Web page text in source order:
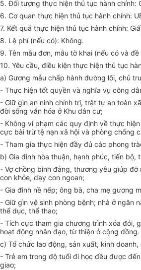
5. Đối tượng thực hiện thủ tục hành chính:
6. Cơ quan thực hiện thủ tục hành chính:
7. Kết quả thực hiện thủ tục hành chính:
8. Lệ phí (nếu có): Không.
9. Tên mẫu đơn, mẫu tờ khai (nếu có và
10. Yêu cầu, điều kiện thực hiện thủ tục
a) Gương mẫu chấp hành đường lối, chủ
- Thực hiện tốt quyền và nghĩa vụ công
- Giữ gìn an ninh chính trị, trật tự an toàn
đời sống văn hóa ở Khu dân cư;
- Không vi phạm các quy định về thực
cực bài trừ tệ nạn xã hội và phòng chống
- Tham gia thực hiện đầy đủ các phong
b) Gia đình hòa thuận, hạnh phúc, tiến
- Vợ chồng bình đẳng, thương yêu giúp
con khỏe, dạy con ngoan;
- Gia đình nề nếp; ông bà, cha mẹ gương
- Giữ gìn vệ sinh phòng bệnh; nhà ở ngăn
thể dục, thể thao;
- Tích cực tham gia chương trình xóa đói,
hoạt động nhân đạo, từ thiện ở cộng đồng.
c) Tổ chức lao động, sản xuất, kinh
- Trẻ em trong độ tuổi đi học đều được
giao;